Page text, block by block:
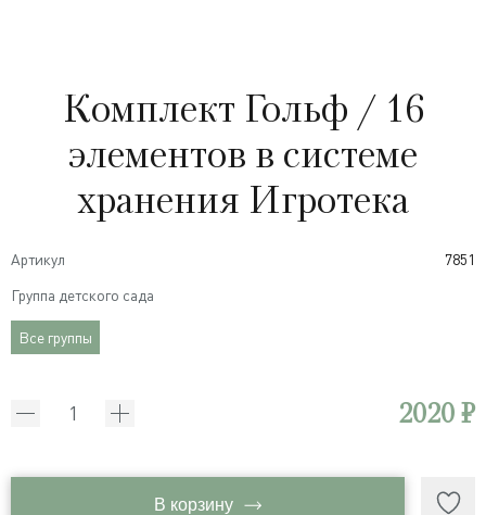
Комплект Гольф / 16
элементов в системе
хранения Игротека
Артикул
7851
Группа детского сада
Все группы
2020 ₽
В корзину